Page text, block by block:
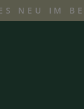
NEU IM